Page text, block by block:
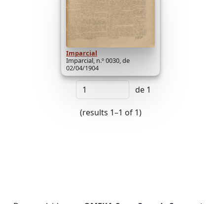
Imparcial
Imparcial, n.º 0030, de
02/04/1904
de 1
(results 1–1 of 1)